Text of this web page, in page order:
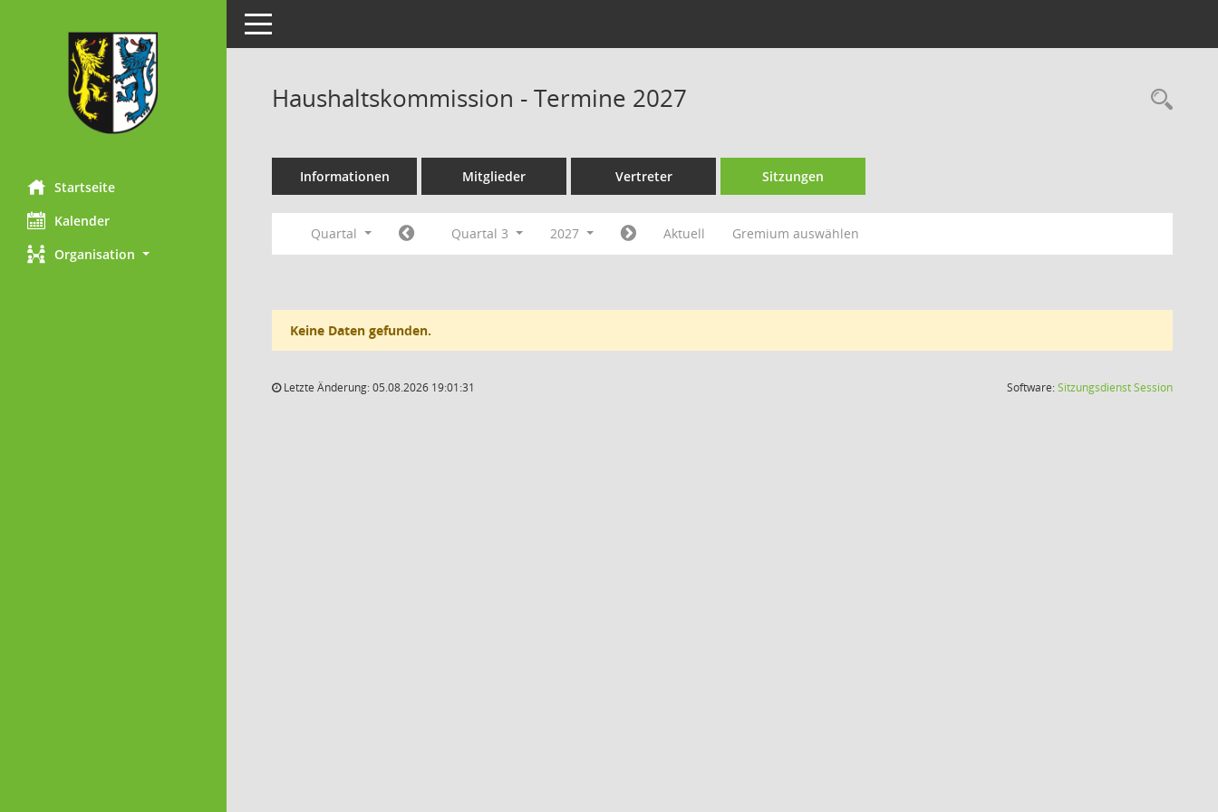
Startseite
Kalender
Organisation
Toggle navigation
Haushaltskommission - Termine 2027
Informationen Mitglieder Vertreter Sitzungen
Quartal Quartal 3 2027 Aktuell Gremium auswählen
Keine Daten gefunden.
Letzte Änderung: 05.08.2026 19:01:31 Software:SitzungsdienstSession(Wird in